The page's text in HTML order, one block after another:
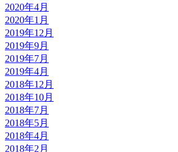
2020年4月
2020年1月
2019年12月
2019年9月
2019年7月
2019年4月
2018年12月
2018年10月
2018年7月
2018年5月
2018年4月
2018年2月